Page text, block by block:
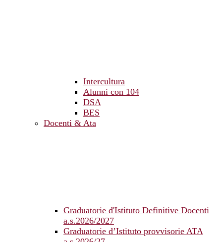
Intercultura
Alunni con 104
DSA
BES
Docenti & Ata
Graduatorie d'Istituto Definitive Docenti
a.s.2026/2027
Graduatorie d’Istituto provvisorie ATA